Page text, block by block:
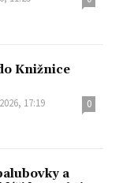
Knižnice
17:19 0
a